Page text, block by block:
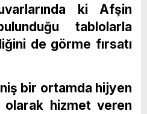
ki Afşin
tablolarla
de görme fırsatı
bir ortamda hijyen
olarak hizmet veren